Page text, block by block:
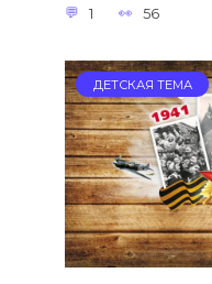
1 56
ДЕТСКАЯ ТЕМА